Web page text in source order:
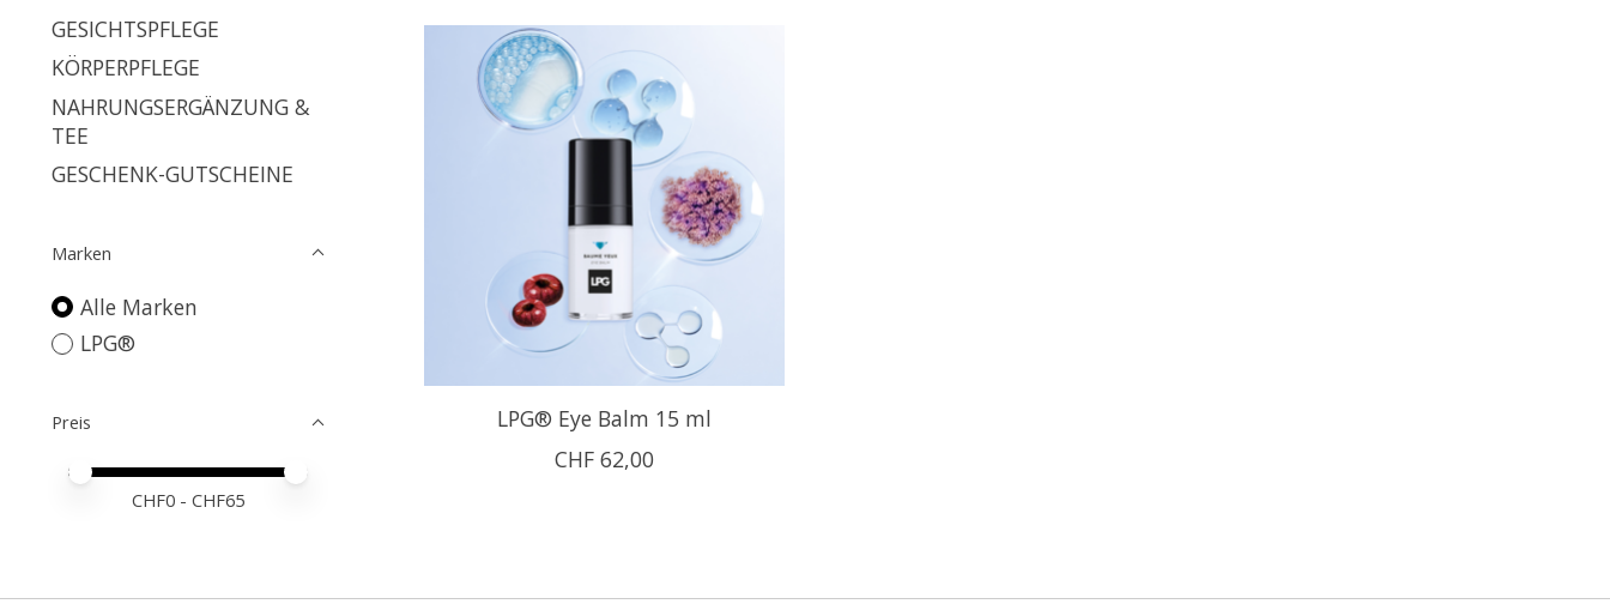
GESICHTSPFLEGE
KÖRPERPFLEGE
NAHRUNGSERGÄNZUNG &
TEE
GESCHENK-GUTSCHEINE
Marken
Alle Marken
LPG®
Preis
Preis – Mindestwert
Price maximum value
CHF0 - CHF65
LPG® Eye Balm 15 ml
CHF 62,00